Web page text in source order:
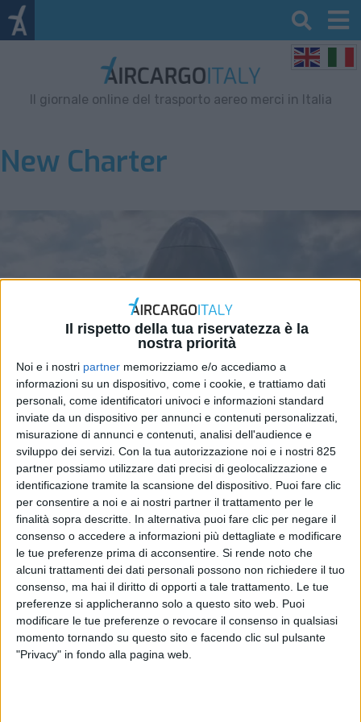
Il rispetto della tua riservatezza è la
nostra priorità
Noi e i nostri partner memorizziamo e/o accediamo a
informazioni su un dispositivo, come i cookie, e trattiamo dati
personali, come identificatori univoci e informazioni standard
inviate da un dispositivo per annunci e contenuti personalizzati,
misurazione di annunci e contenuti, analisi dell'audience e
sviluppo dei servizi. Con la tua autorizzazione noi e i nostri 825
partner possiamo utilizzare dati precisi di geolocalizzazione e
identificazione tramite la scansione del dispositivo. Puoi fare clic
per consentire a noi e ai nostri partner il trattamento per le
finalità sopra descritte. In alternativa puoi fare clic per negare il
consenso o accedere a informazioni più dettagliate e modificare
le tue preferenze prima di acconsentire. Si rende noto che
alcuni trattamenti dei dati personali possono non richiedere il tuo
consenso, ma hai il diritto di opporti a tale trattamento. Le tue
preferenze si applicheranno solo a questo sito web. Puoi
modificare le tue preferenze o revocare il consenso in qualsiasi
momento tornando su questo sito e facendo clic sul pulsante
"Privacy" in fondo alla pagina web.
Il giornale online del trasporto aereo merci in Italia
New Charter
Arrivato in Italia lo
spedizioniere digitale
Flexport
ITALIA 31 MARZO 2023